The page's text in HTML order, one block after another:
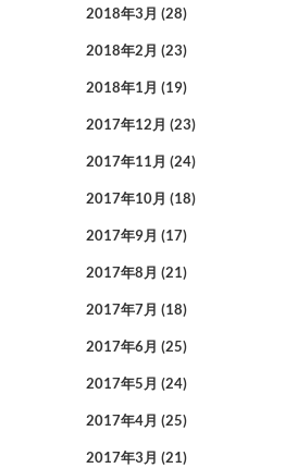
2018年3月 (28)
2018年2月 (23)
2018年1月 (19)
2017年12月 (23)
2017年11月 (24)
2017年10月 (18)
2017年9月 (17)
2017年8月 (21)
2017年7月 (18)
2017年6月 (25)
2017年5月 (24)
2017年4月 (25)
2017年3月 (21)